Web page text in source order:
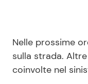
Nelle prossime
sulla strada.
coinvolte nel